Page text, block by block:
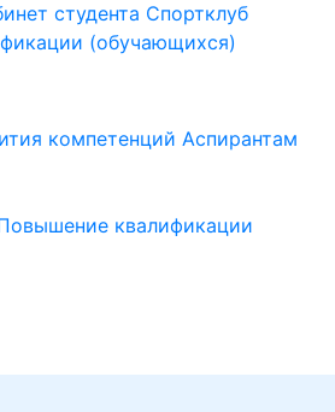
студента Спортклуб
(обучающихся)
компетенций Аспирантам
квалификации